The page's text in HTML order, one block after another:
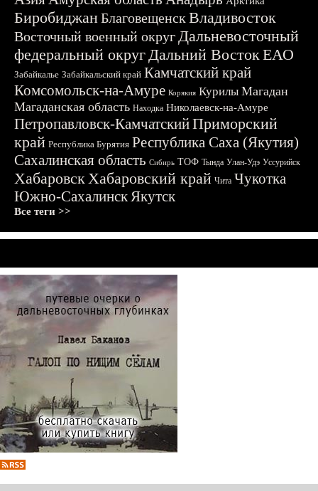
БиробиджанБлаговещенскВладивосток
Восточный военный округДальневосточный
федеральный округДальний ВостокЕАО
Забайкалье Забайкальский край Камчатский край
Комсомольск-на-Амуре Корякия Курилы Магадан
Магаданская область Находка Николаевск-на-Амуре
Петропавловск-КамчатскийПриморский
край Республика Бурятия Республика Саха (Якутия)
Сахалинская область Сибирь ТОФ Тында Улан-Удэ Уссурийск
ХабаровскХабаровский край Чита Чукотка
Южно-СахалинскЯкутск
Все теги >>